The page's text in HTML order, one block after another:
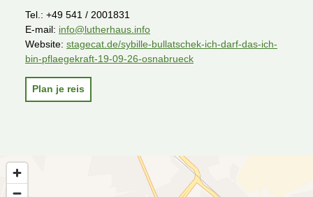
Tel.: +49 541 / 2001831
E-mail: info@lutherhaus.info
Website: stagecat.de/sybille-bullatschek-ich-darf-das-ich-
bin-pflaegekraft-19-09-26-osnabrueck
Plan je reis